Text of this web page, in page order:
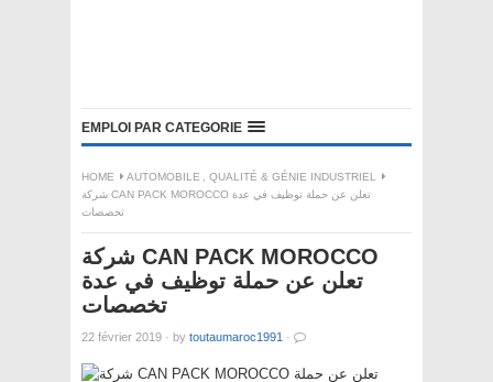
EMPLOI PAR CATEGORIE
HOME AUTOMOBILE , QUALITÉ & GÉNIE INDUSTRIEL
شركة CAN PACK MOROCCO تعلن عن حملة توظيف في عدة
تخصصات
شركة CAN PACK MOROCCO
تعلن عن حملة توظيف في عدة
تخصصات
22 février 2019 · by toutaumaroc1991 ·